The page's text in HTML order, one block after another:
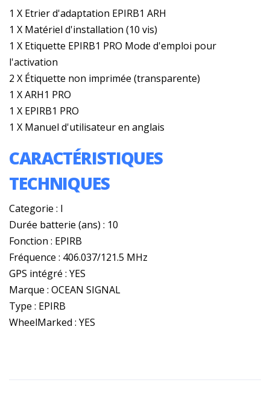
1 X Etrier d'adaptation EPIRB1 ARH
1 X Matériel d'installation (10 vis)
1 X Etiquette EPIRB1 PRO Mode d'emploi pour
l'activation
2 X Étiquette non imprimée (transparente)
1 X ARH1 PRO
1 X EPIRB1 PRO
1 X Manuel d'utilisateur en anglais
CARACTÉRISTIQUES
TECHNIQUES
Categorie : I
Durée batterie (ans) : 10
Fonction : EPIRB
Fréquence : 406.037/121.5 MHz
GPS intégré : YES
Marque : OCEAN SIGNAL
Type : EPIRB
WheelMarked : YES